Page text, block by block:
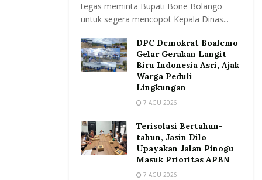
tegas meminta Bupati Bone Bolango
untuk segera mencopot Kepala Dinas...
DPC Demokrat Boalemo
Gelar Gerakan Langit
Biru Indonesia Asri, Ajak
Warga Peduli
Lingkungan
7 AGU 2026
Terisolasi Bertahun-
tahun, Jasin Dilo
Upayakan Jalan Pinogu
Masuk Prioritas APBN
7 AGU 2026